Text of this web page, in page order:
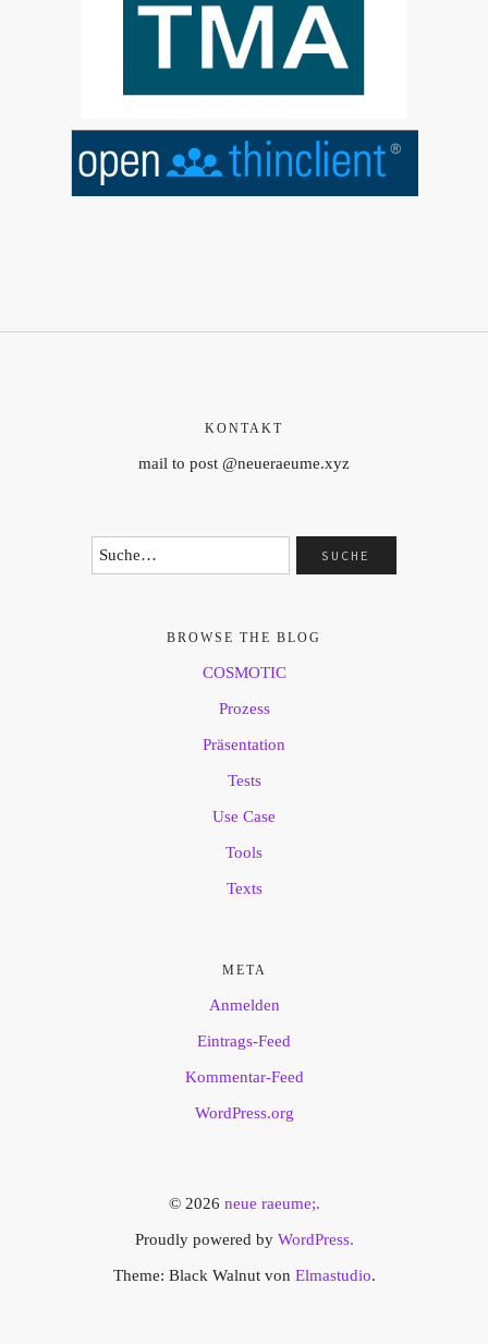
KONTAKT
mail to post @neueraeume.xyz
BROWSE THE BLOG
COSMOTIC
Prozess
Präsentation
Tests
Use Case
Tools
Texts
META
Anmelden
Eintrags-Feed
Kommentar-Feed
WordPress.org
© 2026 neue raeume;.
Proudly powered by WordPress.
Theme: Black Walnut von Elmastudio.